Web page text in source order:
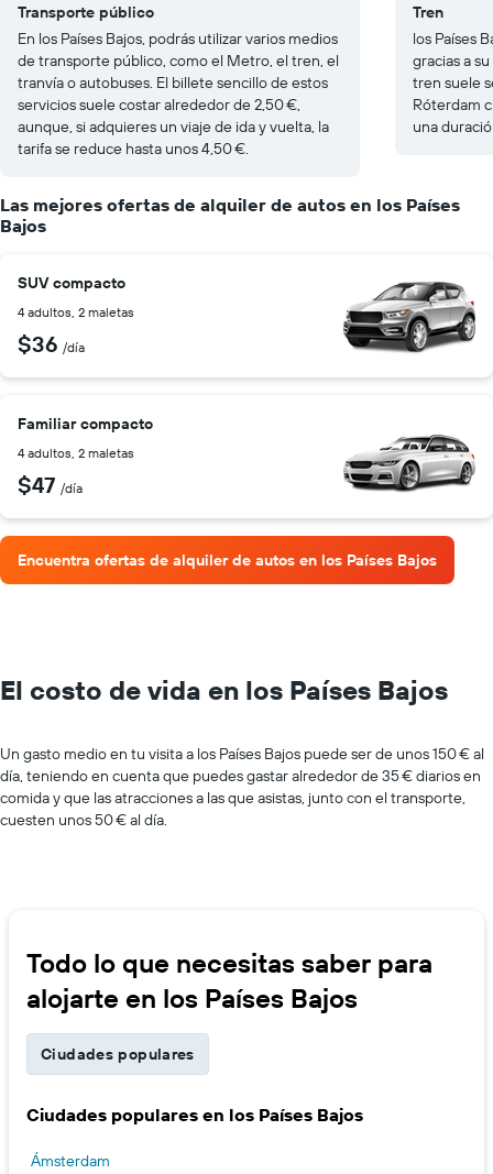
Transporte público
En los Países Bajos, podrás utilizar varios medios
de transporte público, como el Metro, el tren, el
tranvía o autobuses. El billete sencillo de estos
servicios suele costar alrededor de 2,50 €,
aunque, si adquieres un viaje de ida y vuelta, la
tarifa se reduce hasta unos 4,50 €.
Tren
los Países
gracias a
tren suele
Róterdam
una
Las mejores ofertas de alquiler de autos en los Países
Bajos
SUV compacto
4 adultos, 2 maletas
$36 /día
Familiar compacto
4 adultos, 2 maletas
$47 /día
Encuentra ofertas de alquiler de autos en los Países Bajos
El costo de vida en los Países Bajos
Un gasto medio en tu visita a los Países Bajos puede ser de unos 150 € al
día, teniendo en cuenta que puedes gastar alrededor de 35 € diarios en
comida y que las atracciones a las que asistas, junto con el transporte,
cuesten unos 50 € al día.
Todo lo que necesitas saber para
alojarte en los Países Bajos
Ciudades populares
Ciudades populares en los Países Bajos
Ámsterdam